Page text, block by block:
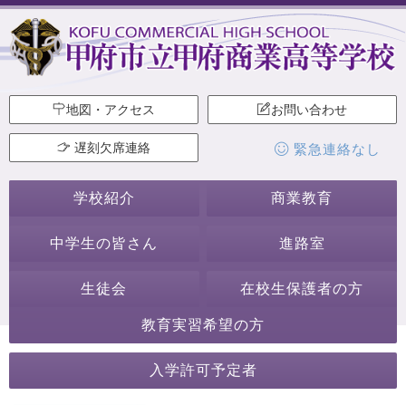
地図・アクセス お問い合わせ
遅刻欠席連絡 緊急連絡なし
学校紹介 商業教育
中学生の皆さん 進路室
生徒会 在校生保護者の方
教育実習希望の方
入学許可予定者